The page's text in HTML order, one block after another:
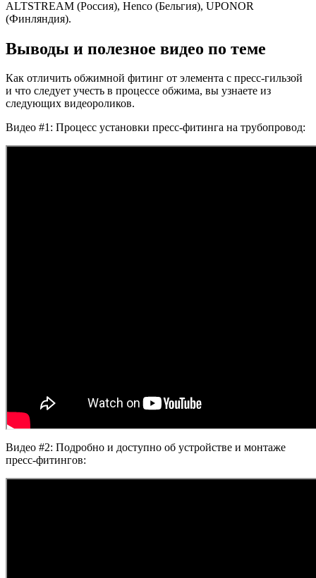
ALTSTREAM (Россия), Henco (Бельгия), UPONOR
(Финляндия).
Выводы и полезное видео по теме
Как отличить обжимной фитинг от элемента с пресс-гильзой
и что следует учесть в процессе обжима, вы узнаете из
следующих видеороликов.
Видео #1: Процесс установки пресс-фитинга на трубопровод:
Видео #2: Подробно и доступно об устройстве и монтаже
пресс-фитингов: